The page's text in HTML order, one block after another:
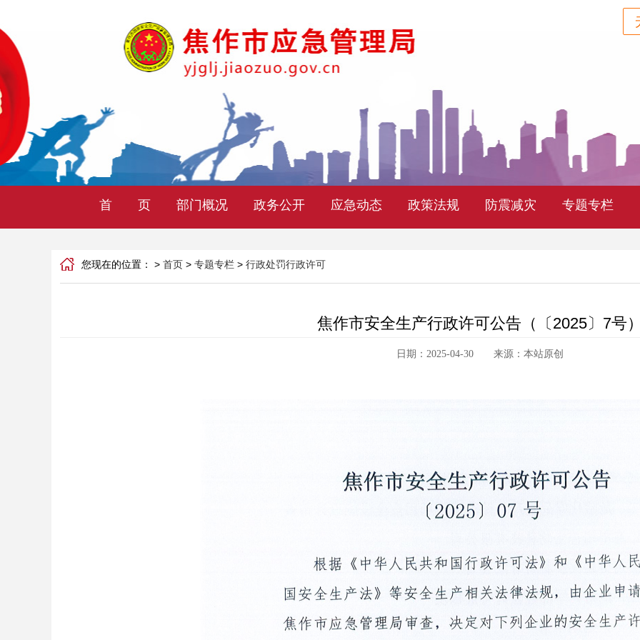
首 页 部门概况 政务公开 应急动态 政策法规 防震减灾 专题专栏
您现在的位置： > 首页 > 专题专栏 > 行政处罚行政许可
焦作市安全生产行政许可公告（〔2025〕7号
日期：2025-04-30 来源：本站原创